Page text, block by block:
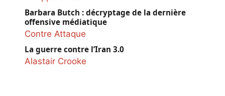
Barbara Butch : décryptage de la dernière
offensive médiatique
Contre Attaque
La guerre contre l’Iran 3.0
Alastair Crooke